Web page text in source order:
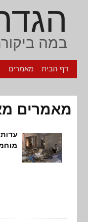
במה
דף הבית מאמרים
מאמרים